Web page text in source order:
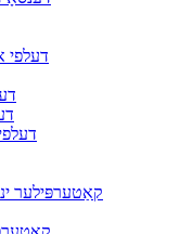
דעלפי
קאַטערפּילער